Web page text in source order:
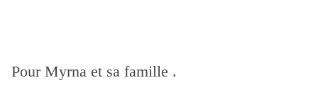
Pour Myrna et sa famille .